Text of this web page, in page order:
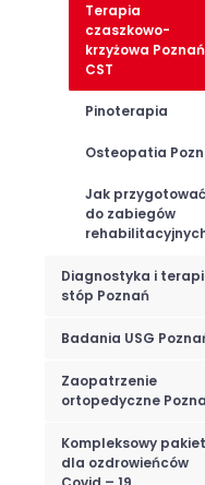
Terapia
czaszkowo-
krzyżowa
CST
Pinoterapia
Osteopatia
Jak
do zabiegów
Diagnostyka i
stóp Poznań
Badania USG
Zaopatrzenie
ortopedyczne
Kompleksowy pakiet
dla ozdrowieńców